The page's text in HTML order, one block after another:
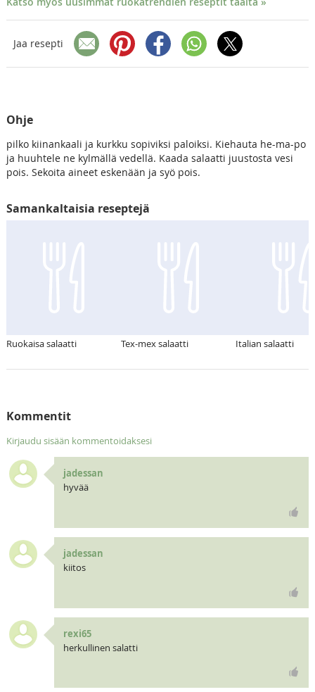
Jaa resepti
Ohje
pilko kiinankaali ja kurkku sopiviksi paloiksi. Kiehauta he-ma-po
ja huuhtele ne kylmällä vedellä. Kaada salaatti juustosta vesi
pois. Sekoita aineet eskenään ja syö pois.
Samankaltaisia reseptejä
Ruokaisa salaatti Tex-mex salaatti Italian salaatti
Kommentit
Kirjaudu sisään kommentoidaksesi
jadessan
hyvää
jadessan
kiitos
rexi65
herkullinen salatti